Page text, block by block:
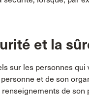
et la
sur les personnes
et de son
de